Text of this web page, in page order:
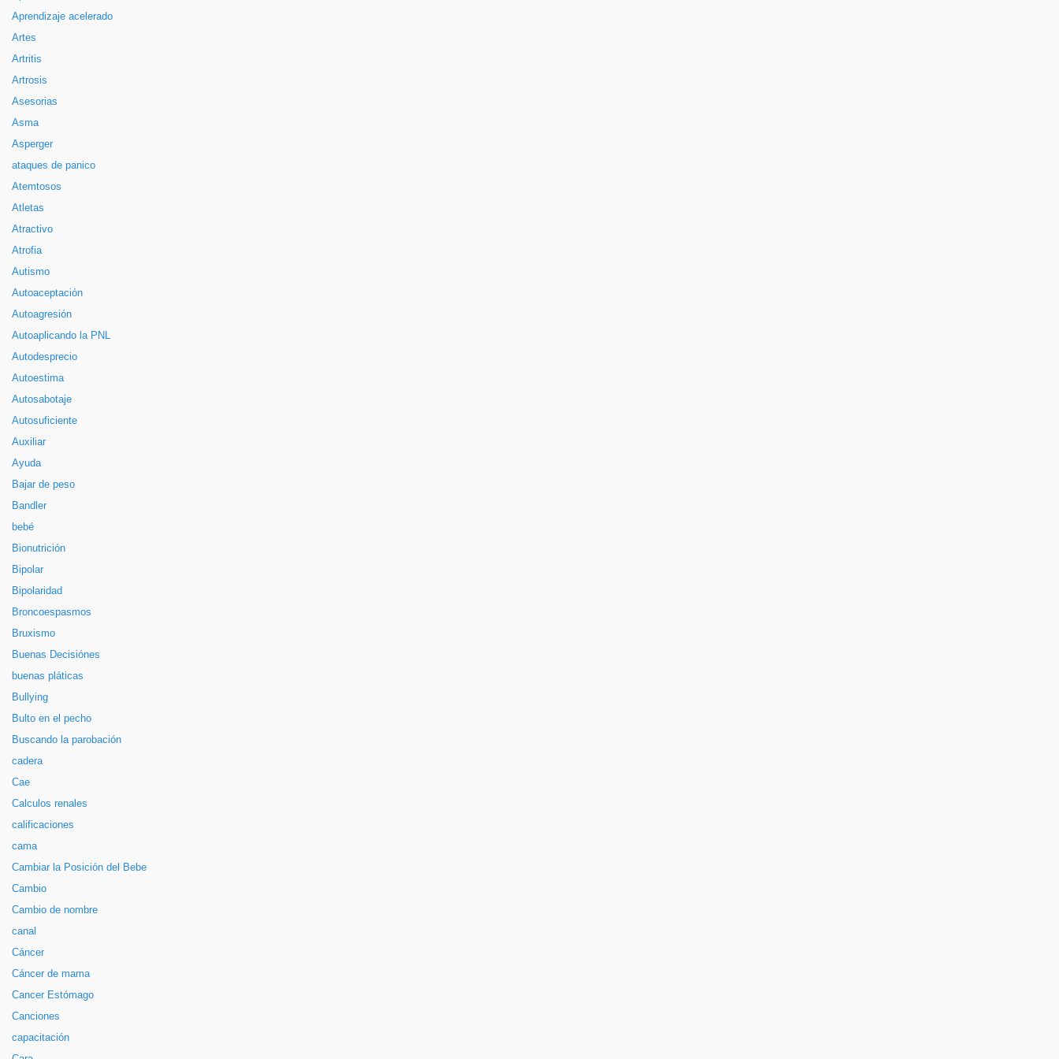
Aprendizaje acelerado
Artes
Artritis
Artrosis
Asesorias
Asma
Asperger
ataques de panico
Atemtosos
Atletas
Atractivo
Atrofia
Autismo
Autoaceptación
Autoagresión
Autoaplicando la PNL
Autodesprecio
Autoestima
Autosabotaje
Autosuficiente
Auxiliar
Ayuda
Bajar de peso
Bandler
bebé
Bionutrición
Bipolar
Bipolaridad
Broncoespasmos
Bruxismo
Buenas Decisiónes
buenas pláticas
Bullying
Bulto en el pecho
Buscando la parobación
cadera
Cae
Calculos renales
calificaciones
cama
Cambiar la Posición del Bebe
Cambio
Cambio de nombre
canal
Cáncer
Cáncer de mama
Cancer Estómago
Canciones
capacitación